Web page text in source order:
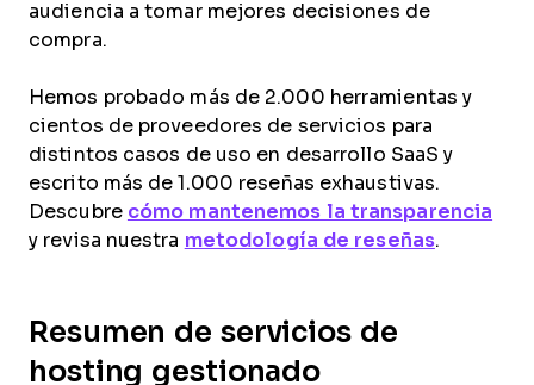
audiencia a tomar mejores decisiones de
compra.
Hemos probado más de 2.000 herramientas y
cientos de proveedores de servicios para
distintos casos de uso en desarrollo SaaS y
escrito más de 1.000 reseñas exhaustivas.
Descubre cómo mantenemos la transparencia
y revisa nuestra metodología de reseñas.
Resumen de servicios de
hosting gestionado